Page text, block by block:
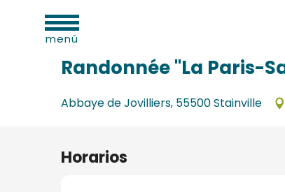
contenumenú
Inicio
Randonnée "La Paris-
Abbaye de Jovilliers, 55500 Stainville
Horarios